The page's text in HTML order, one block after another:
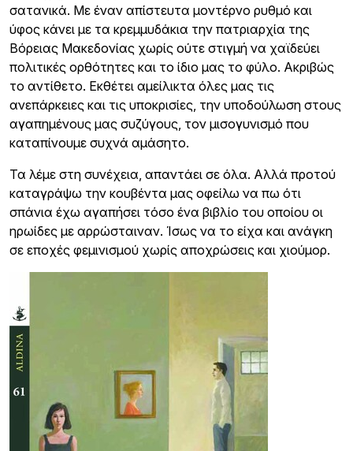
σατανικά. Με έναν απίστευτα μοντέρνο ρυθμό και
ύφος κάνει με τα κρεμμυδάκια την πατριαρχία της
Βόρειας Μακεδονίας χωρίς ούτε στιγμή να χαϊδεύει
πολιτικές ορθότητες και το ίδιο μας το φύλο. Ακριβώς
το αντίθετο. Εκθέτει αμείλικτα όλες μας τις
ανεπάρκειες και τις υποκρισίες, την υποδούλωση στους
αγαπημένους μας συζύγους, τον μισογυνισμό που
καταπίνουμε συχνά αμάσητο.
Τα λέμε στη συνέχεια, απαντάει σε όλα. Αλλά προτού
καταγράψω την κουβέντα μας οφείλω να πω ότι
σπάνια έχω αγαπήσει τόσο ένα βιβλίο του οποίου οι
ηρωίδες με αρρώσταιναν. Ίσως να το είχα και ανάγκη
σε εποχές φεμινισμού χωρίς αποχρώσεις και χιούμορ.